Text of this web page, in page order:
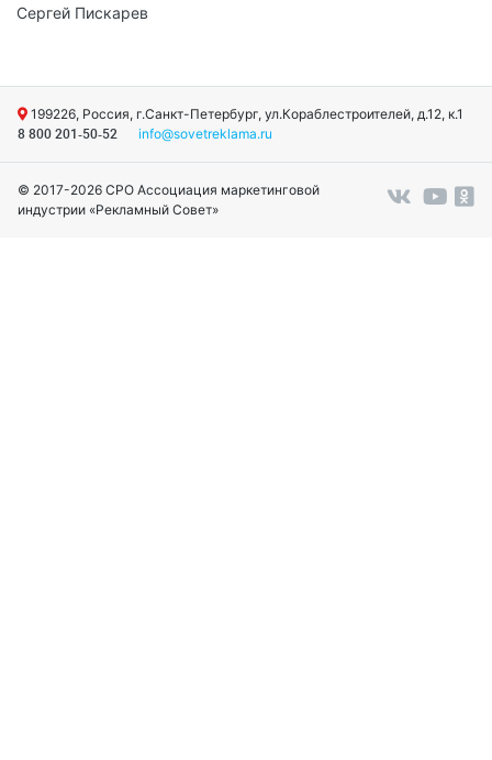
Сергей Пискарев
199226, Россия, г.Санкт-Петербург, ул.Кораблестроителей, д.12, к.1
8 800 201-50-52 info@sovetreklama.ru
© 2017-2026 СРО Ассоциация маркетинговой
индустрии «Рекламный Совет»